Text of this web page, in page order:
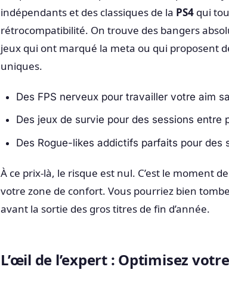
indépendants et des classiques de la PS4 qui
rétrocompatibilité. On trouve des bangers
jeux qui ont marqué la meta ou qui proposent
uniques.
Des FPS nerveux pour travailler votre aim
Des jeux de survie pour des sessions entre
Des Rogue-likes addictifs parfaits pour des
À ce prix-là, le risque est nul. C’est le moment
votre zone de confort. Vous pourriez bien
avant la sortie des gros titres de fin d’année.
L’œil de l’expert : Optimisez